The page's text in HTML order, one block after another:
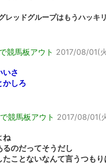
レッドグループはもうハッキ
競馬板アウト 2017/08/01(
いさ
かしろ
競馬板アウト 2017/08/01(
ね
のだってそうだし
ことないなんて言うつも